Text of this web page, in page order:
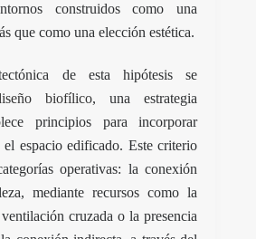
construidos como una
que como una elección estética.
de esta hipótesis se
biofílico, una estrategia
principios para incorporar
el espacio edificado. Este criterio
operativas: la conexión
mediante recursos como la
cruzada o la presencia